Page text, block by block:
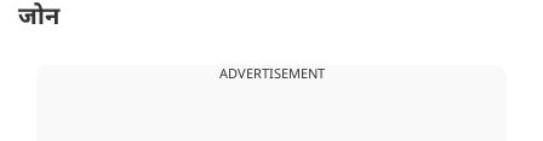
जोन
ADVERTISEMENT